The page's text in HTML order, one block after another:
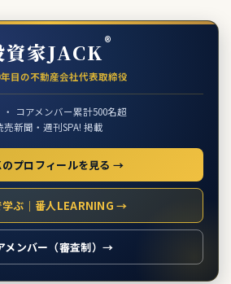
資家JACK®
目の不動産会社代表取締役
・ コアメンバー累計500名超
売新聞・週刊SPA! 掲載
プロフィールを見る →
学ぶ｜番人LEARNING →
メンバー（審査制）→